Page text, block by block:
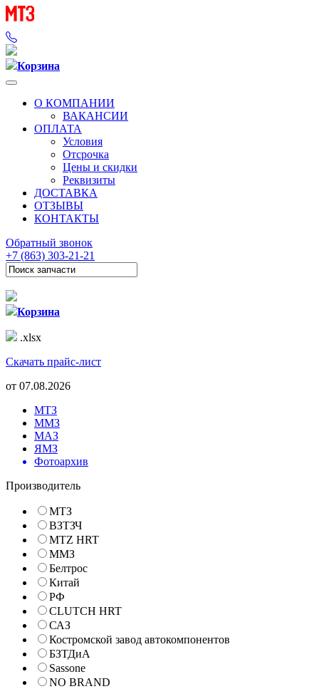
Корзина
О КОМПАНИИ
ВАКАНСИИ
ОПЛАТА
Условия
Отсрочка
Цены и скидки
Реквизиты
ДОСТАВКА
ОТЗЫВЫ
КОНТАКТЫ
Обратный звонок
+7 (863) 303-21-21
Корзина
.xlsx
Скачать прайс-лист
от 07.08.2026
МТЗ
ММЗ
МАЗ
ЯМЗ
Фотоархив
Производитель
МТЗ
ВЗТЗЧ
MTZ HRT
ММЗ
Белтрос
Китай
РФ
CLUTCH HRT
САЗ
Костромской завод автокомпонентов
БЗТДиА
Sassone
NO BRAND